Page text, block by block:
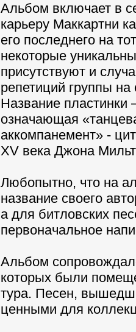
Альбом включает в
карьеру Маккартни
его последнего на
некоторые
присутствуют и
репетиций группы
Название
означающая
аккомпанемент» -
XV века Джона
Любопытно, что на
название своего
а для битловских
первоначальное
Альбом
которых были
тура. Песен,
ценными для